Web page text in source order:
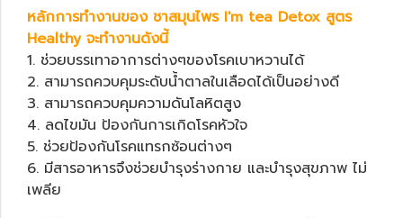
หลักการทำงานของ ชาสมุนไพร I'm tea Detox สูตร
Healthy จะทำงานดังนี้
1. ช่วยบรรเทาอาการต่างๆของโรคเบาหวานได้
2. สามารถควบคุมระดับน้ำตาลในเลือดได้เป็นอย่างดี
3. สามารถควบคุมความดันโลหิตสูง
4. ลดไขมัน ป้องกันการเกิดโรคหัวใจ
5. ช่วยป้องกันโรคแทรกซ้อนต่างๆ
6. มีสารอาหารจึงช่วยบำรุงร่างกาย และบำรุงสุขภาพ ไม่
เพลีย